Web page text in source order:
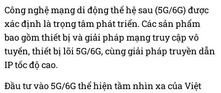
Công nghệ mạng di động thế hệ sau (5G/6G) được
xác định là trọng tâm phát triển. Các sản phẩm
bao gồm thiết bị và giải pháp mạng truy cập vô
tuyến, thiết bị lõi 5G/6G, cùng giải pháp truyền dẫn
IP tốc độ cao.
Đầu tư vào 5G/6G thể hiện tầm nhìn xa của Việt